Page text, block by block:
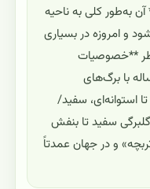
به‌طور کلی به ناحیه
و امروزه در بسیاری
**خصوصیات
با برگ‌های
استوانه‌ای، سفید/
سفید تا بنفش
و در جهان عمدتاً